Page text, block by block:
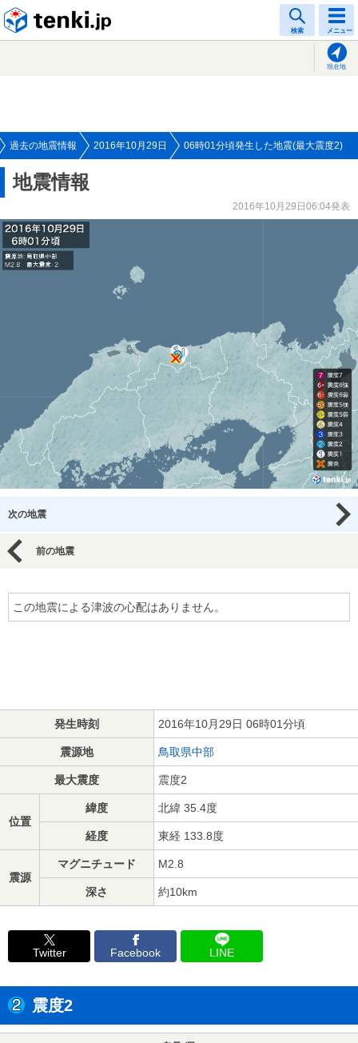
検索 メニュー
現在地
過去の地震情報 2016年10月29日 06時01分頃発生した地震(最大震度2)
地震情報
2016年10月29日06:04発表
次の地震
前の地震
この地震による津波の心配はありません。
発生時刻 2016年10月29日 06時01分頃
震源地 鳥取県中部
最大震度 震度2
位置
緯度 北緯 35.4度
経度 東経 133.8度
震源
マグニチュード M2.8
深さ 約10km
Twitter Facebook LINE
震度2